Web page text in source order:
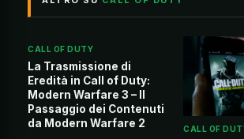
CALL OF DUTY
La Trasmissione di
Eredità in Call of Duty:
Modern Warfare 3 – Il
Passaggio dei Contenuti
da Modern Warfare 2
CALL OF